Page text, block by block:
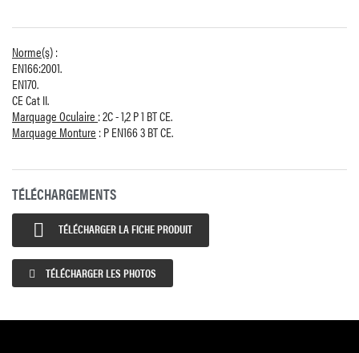
Norme(s):
EN166:2001.
EN170.
CE Cat II.
Marquage Oculaire : 2C - 1,2 P 1 BT CE.
Marquage Monture : P EN166 3 BT CE.
TÉLÉCHARGEMENTS
 TÉLÉCHARGER LA FICHE PRODUIT
TÉLÉCHARGER LES PHOTOS